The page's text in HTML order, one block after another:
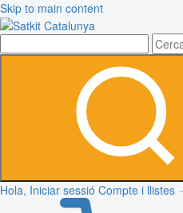
Skip to main content
Hola, Iniciar sessió Compte i llistes